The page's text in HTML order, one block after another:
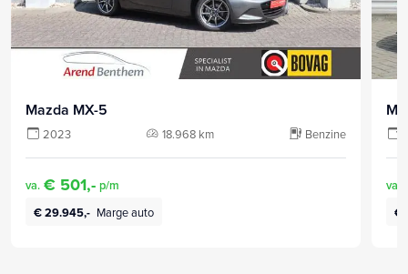
Mazda MX-5
2023 18.968 km Benzine
va. € 501,- p/m
€ 29.945,- Marge auto
va.
€